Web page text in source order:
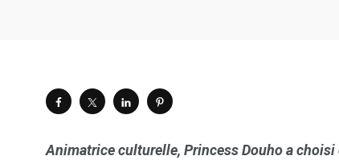
Animatrice culturelle, Princess Douho a